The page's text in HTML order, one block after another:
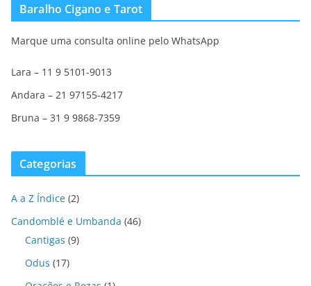
Baralho Cigano e Tarot
Marque uma consulta online pelo WhatsApp
Lara – 11 9 5101-9013
Andara – 21 97155-4217
Bruna – 31 9 9868-7359
Categorias
A a Z Índice (2)
Candomblé e Umbanda (46)
Cantigas (9)
Odus (17)